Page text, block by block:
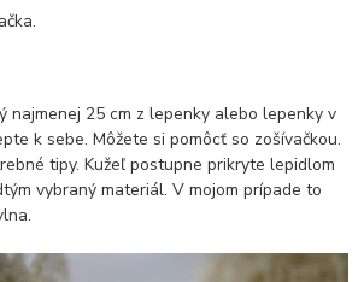
najmenej 25 cm z lepenky alebo lepenky v
k sebe. Môžete si pomôcť so zošívačkou.
tipy. Kužeľ postupne prikryte lepidlom
vybraný materiál. V mojom prípade to